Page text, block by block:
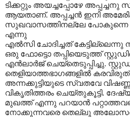
ടിക്കറ്റും അയച്ചപ്പോഴേ അപ്പച്ചനു
ആയതാണ്. അപ്പച്ചൻ ഇനി
സുഖവാസത്തിനല്ലേ പോകുന്നെ
എന്നു
എൽസി ചോദിച്ചത് കേട്ടില്ലെന്നു
ഒരു ഫോട്ടൊ തപ്പിയെടുത്ത്
എൻലാർജ് ചെയ്തെടുപ്പിച്ചു.
തെളിയാത്തഭാഗങ്ങളിൽ കരവിരുത്
അന്നക്കുട്ടിയുടെ സ്വതവേ
വികൃതിത്തരം ചെയ്തുകൂട്ടി.
മുഖത്ത് എന്നു പറയാൻ
നോക്കുന്നവരെ തെല്ലു